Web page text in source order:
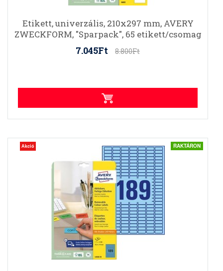
Etikett, univerzális, 210x297 mm, AVERY
ZWECKFORM, "Sparpack", 65 etikett/csomag
7.045Ft 8.800Ft
Akció RAKTÁRON